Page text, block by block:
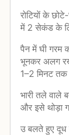
रोटियों के
में 2 सेकंड के
पैन में घी गरम
भूनकर अलग
1–2 मिनट
भारी तले वाले
और इसे थोड़ा
उ बलते हुए दूध